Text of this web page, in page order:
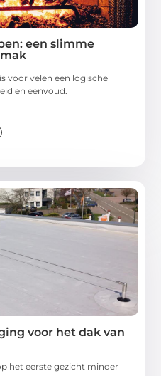
een slimme
voor velen een logische
en eenvoud.
voor het dak van
het eerste gezicht minder